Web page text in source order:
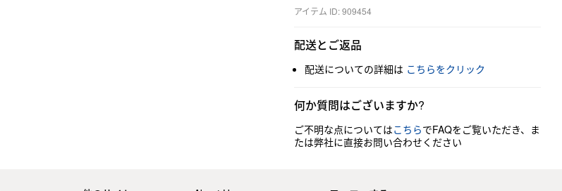
アイテム ID: 909454
配送とご返品
配送についての詳細は こちらをクリック
何か質問はございますか?
ご不明な点についてはこちらでFAQをご覧いただき、ま
たは弊社に直接お問い合わせください